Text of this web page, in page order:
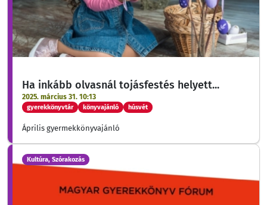
Ha inkább olvasnál tojásfestés helyett...
2025. március 31. 10:13
gyerekkönyvtár könyvajánló húsvét
Április gyermekkönyvajánló
Kultúra, Szórakozás